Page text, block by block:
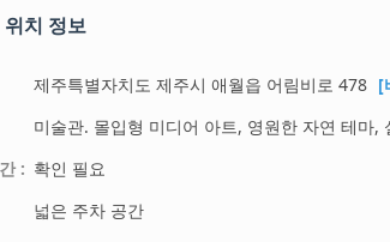
치 정보
제주특별자치도 제주시 애월읍 어림비로 478 [
미술관. 몰입형 미디어 아트, 영원한 자연 테마,
: 확인 필요
넓은 주차 공간